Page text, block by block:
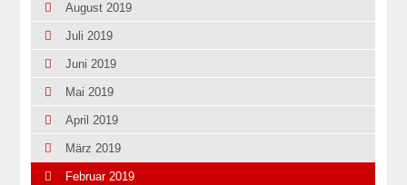
August 2019
Juli 2019
Juni 2019
Mai 2019
April 2019
März 2019
Februar 2019